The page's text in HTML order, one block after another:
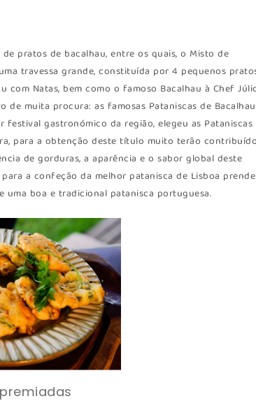
pratos de bacalhau, entre os quais, o Misto de
travessa grande, constituída por 4 pequenos
com Natas, bem como o famoso Bacalhau à Chef
muita procura: as famosas Pataniscas de
festival gastronómico da região, elegeu as Pataniscas
para a obtenção deste título muito terão
de gorduras, a aparência e o sabor global deste
a confeção da melhor patanisca de Lisboa
boa e tradicional patanisca portuguesa.